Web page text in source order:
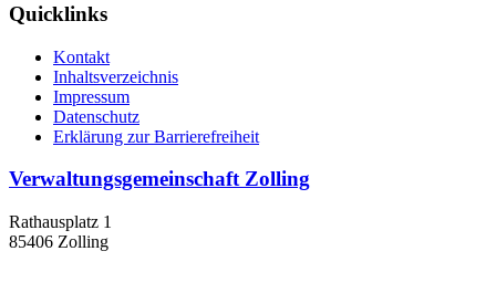
Quicklinks
Kontakt
Inhaltsverzeichnis
Impressum
Datenschutz
Erklärung zur Barrierefreiheit
Verwaltungsgemeinschaft Zolling
Rathausplatz 1
85406 Zolling